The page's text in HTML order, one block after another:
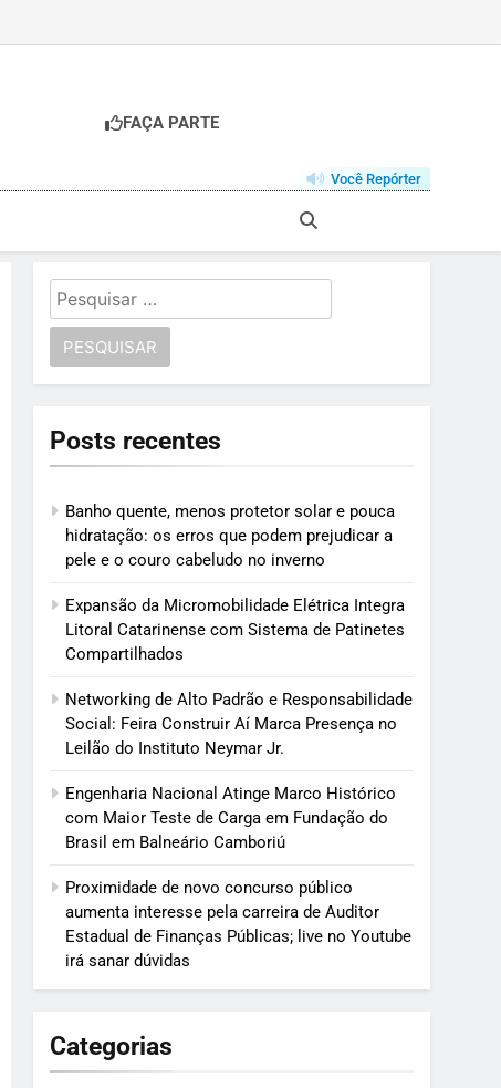
FAÇA PARTE
Você Repórter
Pesquisar
por:
Posts recentes
Banho quente, menos protetor solar e pouca
hidratação: os erros que podem prejudicar a
pele e o couro cabeludo no inverno
Expansão da Micromobilidade Elétrica Integra
Litoral Catarinense com Sistema de Patinetes
Compartilhados
Networking de Alto Padrão e Responsabilidade
Social: Feira Construir Aí Marca Presença no
Leilão do Instituto Neymar Jr.
Engenharia Nacional Atinge Marco Histórico
com Maior Teste de Carga em Fundação do
Brasil em Balneário Camboriú
Proximidade de novo concurso público
aumenta interesse pela carreira de Auditor
Estadual de Finanças Públicas; live no Youtube
irá sanar dúvidas
Categorias